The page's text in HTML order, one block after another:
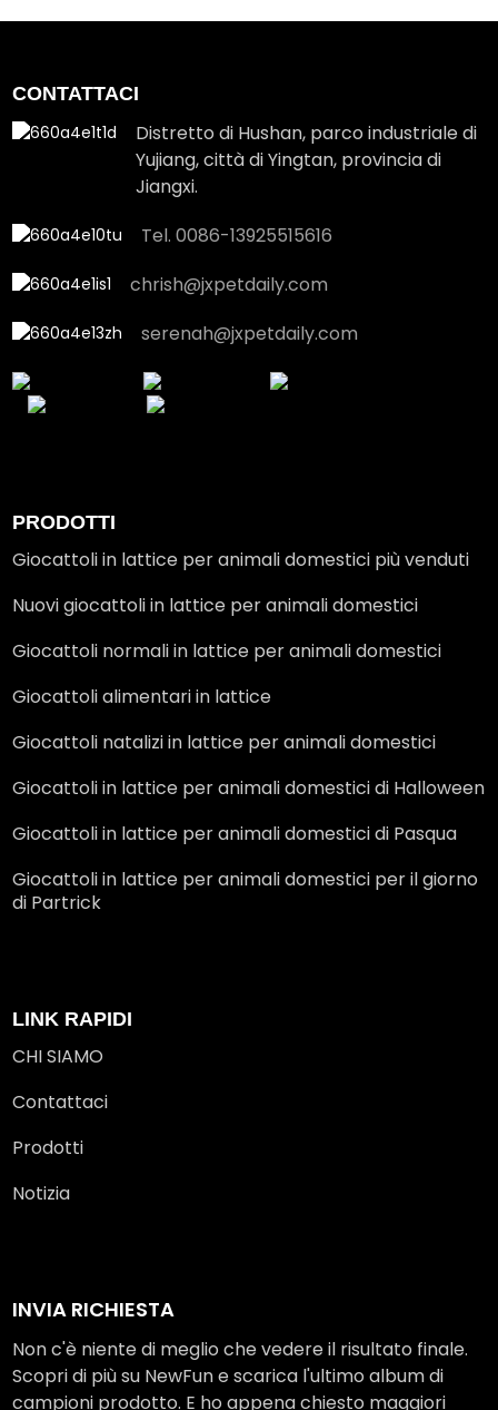
CONTATTACI
Distretto di Hushan, parco industriale di
Yujiang, città di Yingtan, provincia di
Jiangxi.
Tel. 0086-13925515616
chrish@jxpetdaily.com
serenah@jxpetdaily.com
PRODOTTI
Giocattoli in lattice per animali domestici più venduti
Nuovi giocattoli in lattice per animali domestici
Giocattoli normali in lattice per animali domestici
Giocattoli alimentari in lattice
Giocattoli natalizi in lattice per animali domestici
Giocattoli in lattice per animali domestici di Halloween
Giocattoli in lattice per animali domestici di Pasqua
Giocattoli in lattice per animali domestici per il giorno
di Partrick
LINK RAPIDI
CHI SIAMO
Contattaci
Prodotti
Notizia
INVIA RICHIESTA
Non c'è niente di meglio che vedere il risultato finale.
Scopri di più su NewFun e scarica l'ultimo album di
campioni prodotto. E ho appena chiesto maggiori